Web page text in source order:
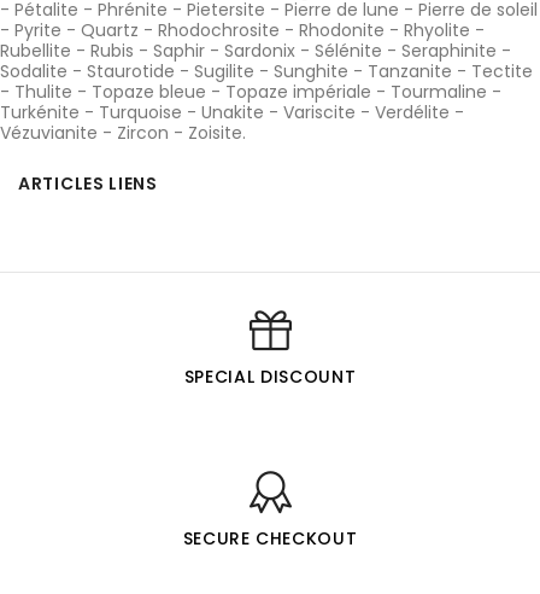
- Pétalite - Phrénite - Pietersite - Pierre de lune - Pierre de soleil
- Pyrite - Quartz - Rhodochrosite - Rhodonite - Rhyolite -
Rubellite - Rubis - Saphir - Sardonix - Sélénite - Seraphinite -
Sodalite - Staurotide - Sugilite - Sunghite - Tanzanite - Tectite
- Thulite - Topaze bleue - Topaze impériale - Tourmaline -
Turkénite - Turquoise - Unakite - Variscite - Verdélite -
Vézuvianite - Zircon - Zoisite.
ARTICLES LIENS
SPECIAL DISCOUNT
SECURE CHECKOUT